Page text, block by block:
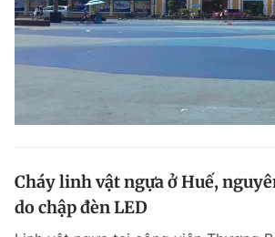
Cháy linh vật ngựa ở Huế,
do chập đèn LED